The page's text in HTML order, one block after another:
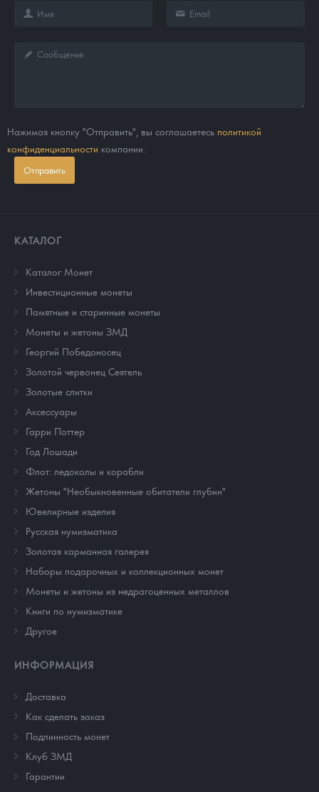
Нажимая кнопку "Отправить", вы соглашаетесь политикой
конфиденциальности компании.
Отправить
КАТАЛОГ
Каталог Монет
Инвестиционные монеты
Памятные и старинные монеты
Монеты и жетоны ЗМД
Георгий Победоносец
Золотой червонец Сеятель
Золотые слитки
Аксессуары
Гарри Поттер
Год Лошади
Флот: ледоколы и корабли
Жетоны "Необыкновенные обитатели глубин"
Ювелирные изделия
Русская нумизматика
Золотая карманная галерея
Наборы подарочных и коллекционных монет
Монеты и жетоны из недрагоценных металлов
Книги по нумизматике
Другое
ИНФОРМАЦИЯ
Доставка
Как сделать заказ
Подлинность монет
Клуб ЗМД
Гарантии